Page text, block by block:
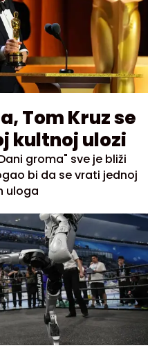
Tom Kruz se
kultnoj ulozi
groma" sve je bliži
bi da se vrati jednoj
uloga